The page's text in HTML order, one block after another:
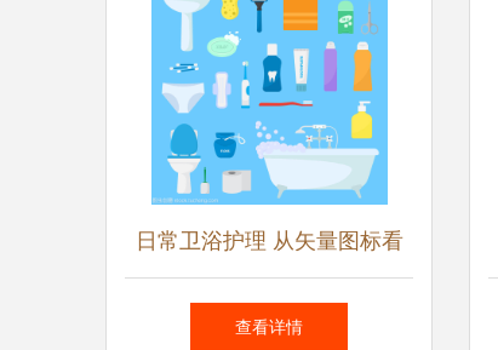
日常卫浴护理 从矢量图标看
个人清洁用品的和谐搭配
查看详情